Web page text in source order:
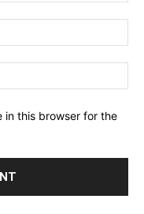
in this browser for the